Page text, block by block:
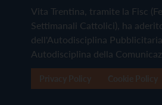
Vita Trentina, tramite la Fisc
Settimanali Cattolici), ha
dell'Autodisciplina
Autodisciplina della